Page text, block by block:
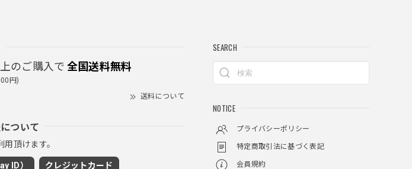
ト / Military Bomber Jacket
す！こういうのってあまり他のお店で売ってないようなデザインだと思うので買って良かっ
に長いです！当方160cm女性、Lサイズで袖はかなり余る感じです！
のご購入で 全国送料無料
円)
送料について
ついて
頂けます。
ID） クレジットカード
SEARCH
NOTICE
プライバシーポリシー
特定商取引法に基づく表記
会員規約